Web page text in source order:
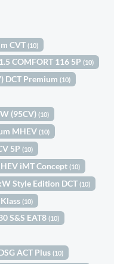
CVT(10)
COMFORT 116 5P(10)
DCT Premium(10)
(95CV)(10)
MHEV(10)
5P(10)
iMT Concept(10)
Style Edition DCT(10)
(10)
S&S EAT8(10)
ACT Plus(10)